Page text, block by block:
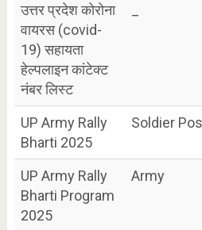
उत्तर प्रदेश कोरोना
वायरस (covid-
19) सहायता
हेल्पलाइन कांटेक्ट
नंबर लिस्ट
UP Army Rally
Bharti 2025
Soldier
UP Army Rally
Bharti Program
2025
Army